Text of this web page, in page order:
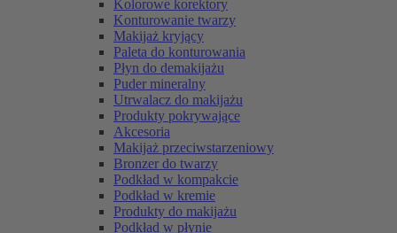
Kolorowe korektory
Konturowanie twarzy
Makijaż kryjący
Paleta do konturowania
Płyn do demakijażu
Puder mineralny
Utrwalacz do makijażu
Produkty pokrywające
Akcesoria
Makijaż przeciwstarzeniowy
Bronzer do twarzy
Podkład w kompakcie
Podkład w kremie
Produkty do makijażu
Podkład w płynie